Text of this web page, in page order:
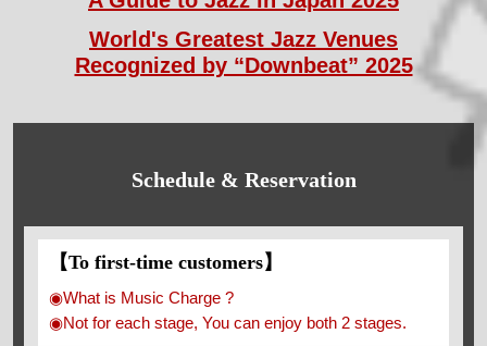
World's Greatest Jazz Venues
Recognized by “Downbeat” 2025
Schedule & Reservation
【To first-time customers】
◉What is Music Charge ?
◉Not for each stage, You can enjoy both 2 stages.